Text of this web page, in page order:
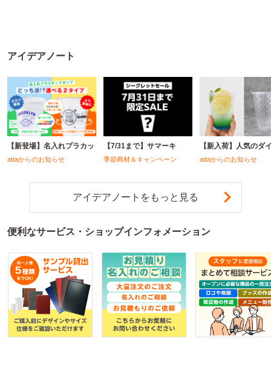
アイデアノート
【新登場】名入れプラカッ
attaからのお知らせ
【7/31まで】サマーキ
季節商材＆キャンペーン
【新入荷】人気のダ
attaからのお知らせ
アイデアノートをもっと見る
便利なサービス・ショップインフォメーション